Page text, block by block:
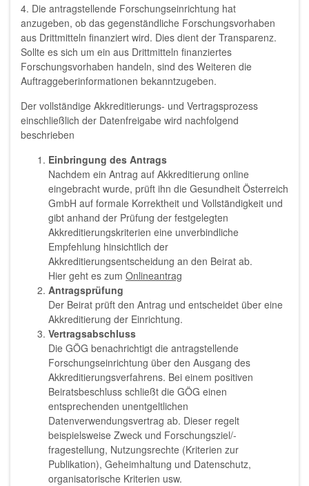
4. Die antragstellende Forschungseinrichtung hat
anzugeben, ob das gegenständliche Forschungsvorhaben
aus Drittmitteln finanziert wird. Dies dient der Transparenz.
Sollte es sich um ein aus Drittmitteln finanziertes
Forschungsvorhaben handeln, sind des Weiteren die
Auftraggeberinformationen bekanntzugeben.
Der vollständige Akkreditierungs- und Vertragsprozess
einschließlich der Datenfreigabe wird nachfolgend
beschrieben
Einbringung des Antrags
Nachdem ein Antrag auf Akkreditierung online
eingebracht wurde, prüft ihn die Gesundheit Österreich
GmbH auf formale Korrektheit und Vollständigkeit und
gibt anhand der Prüfung der festgelegten
Akkreditierungskriterien eine unverbindliche
Empfehlung hinsichtlich der
Akkreditierungsentscheidung an den Beirat ab.
Hier geht es zum Onlineantrag
Antragsprüfung
Der Beirat prüft den Antrag und entscheidet über eine
Akkreditierung der Einrichtung.
Vertragsabschluss
Die GÖG benachrichtigt die antragstellende
Forschungseinrichtung über den Ausgang des
Akkreditierungsverfahrens. Bei einem positiven
Beiratsbeschluss schließt die GÖG einen
entsprechenden unentgeltlichen
Datenverwendungsvertrag ab. Dieser regelt
beispielsweise Zweck und Forschungsziel/-
fragestellung, Nutzungsrechte (Kriterien zur
Publikation), Geheimhaltung und Datenschutz,
organisatorische Kriterien usw.